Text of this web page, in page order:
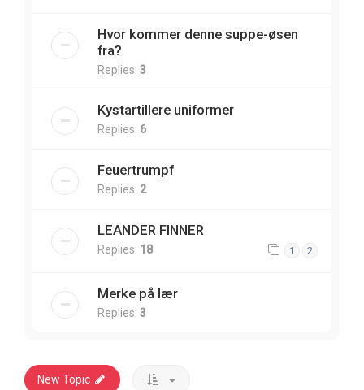
Hvor kommer denne suppe-øsen
fra?
Replies: 3
Kystartillere uniformer
Replies: 6
Feuertrumpf
Replies: 2
LEANDER FINNER
Replies: 18 1 2
Merke på lær
Replies: 3
New Topic